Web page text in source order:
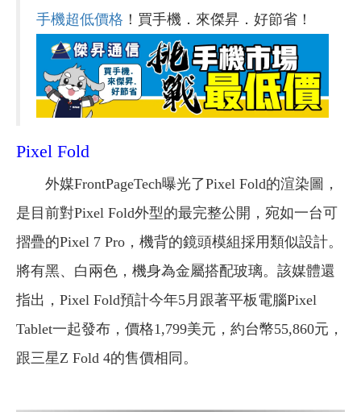
手機超低價格 ！買手機．來傑昇．好節省！
Pixel Fold
外媒FrontPageTech曝光了Pixel Fold的渲染圖，
是目前對Pixel Fold外型的最完整公開，宛如一台可
摺疊的Pixel 7 Pro，機背的鏡頭模組採用類似設計。
將有黑、白兩色，機身為金屬搭配玻璃。該媒體還
指出，Pixel Fold預計今年5月跟著平板電腦Pixel
Tablet一起發布，價格1,799美元，約台幣55,860元，
跟三星Z Fold 4的售價相同。